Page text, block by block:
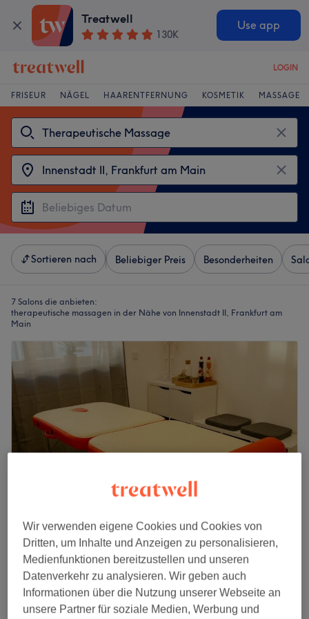
Treatwell
130K
Use app
LOGIN
FRISEUR NÄGEL HAARENTFERNUNG KOSMETIK MASSAGE
Sortieren nach Beliebiger Preis Besonderheiten
7 Salons die anbieten:
therapeutische massagen in der Nähe von Innenstadt II, Frankfurt am
Main
Massage Michal
4,9
119 Bewertungen
Nordend, Frankfurt am Main
Auf Karte anzeigen
Medizinische Massage
30 Min. - 1 Std. 30 Min.
ab 40 €
Wir verwenden eigene Cookies und Cookies von
Dritten, um Inhalte und Anzeigen zu personalisieren,
Medienfunktionen bereitzustellen und unseren
Datenverkehr zu analysieren. Wir geben auch
Informationen über die Nutzung unserer Webseite an
unsere Partner für soziale Medien, Werbung und